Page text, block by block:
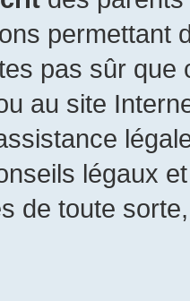
permettant
pas sûr
au site
légaux
de toute